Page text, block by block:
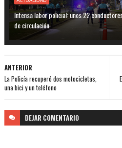
Intensa labor policial: unos 22
de circulación
ANTERIOR
La Policía recuperó dos motocicletas,
una bici y un teléfono
DEJAR COMENTARIO